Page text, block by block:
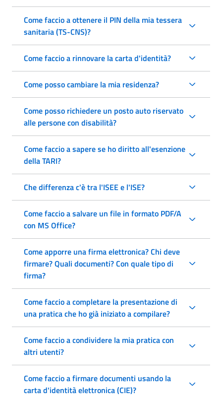
Come faccio a ottenere il PIN della mia tessera
sanitaria (TS-CNS)?
Come faccio a rinnovare la carta d'identità?
Come posso cambiare la mia residenza?
Come posso richiedere un posto auto riservato
alle persone con disabilità?
Come faccio a sapere se ho diritto all'esenzione
della TARI?
Che differenza c'è tra l'ISEE e l'ISE?
Come faccio a salvare un file in formato PDF/A
con MS Office?
Come apporre una firma elettronica? Chi deve
firmare? Quali documenti? Con quale tipo di
firma?
Come faccio a completare la presentazione di
una pratica che ho già iniziato a compilare?
Come faccio a condividere la mia pratica con
altri utenti?
Come faccio a firmare documenti usando la
carta d'identità elettronica (CIE)?